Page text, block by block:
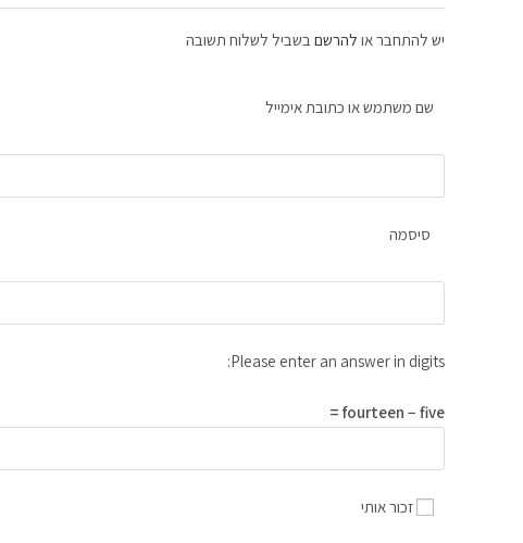
יש להתחבר או להרשם בשביל לשלוח תשובה
שם משתמש או כתובת אימייל
סיסמה
Please enter an answer in digits:
fourteen − five =
זכור אותי